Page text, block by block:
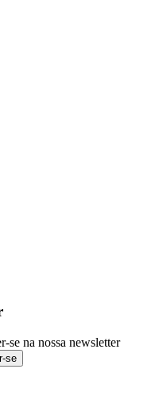
se na nossa newsletter
se